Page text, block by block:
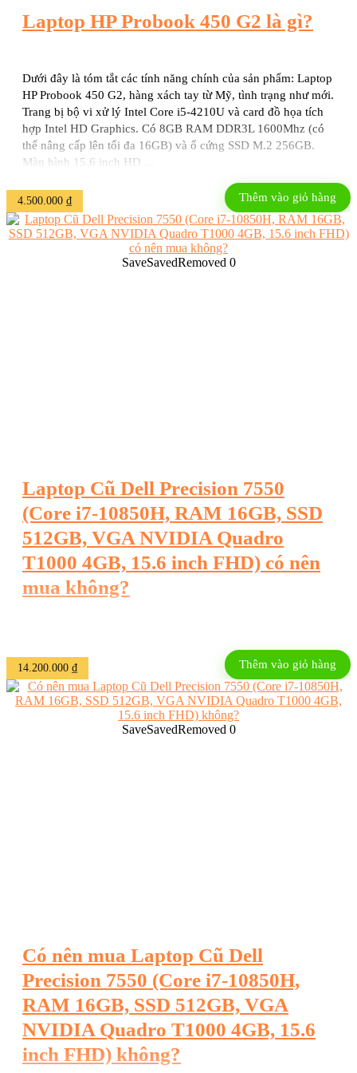
Laptop HP Probook 450 G2 là gì?
Dưới đây là tóm tắt các tính năng chính của sản phẩm: Laptop
HP Probook 450 G2, hàng xách tay từ Mỹ, tình trạng như mới.
Trang bị bộ vi xử lý Intel Core i5-4210U và card đồ họa tích
hợp Intel HD Graphics. Có 8GB RAM DDR3L 1600Mhz (có
thể nâng cấp lên tối đa 16GB) và ổ cứng SSD M.2 256GB.
Màn hình 15.6 inch HD ...
4.500.000 ₫ Thêm vào giỏ hàng
SaveSavedRemoved 0
Laptop Cũ Dell Precision 7550
(Core i7-10850H, RAM 16GB, SSD
512GB, VGA NVIDIA Quadro
T1000 4GB, 15.6 inch FHD) có nên
mua không?
qua sử dụng). Trang bị bộ vi xử lý Core i7-10850H mạnh mẽ.
Bộ nhớ RAM 16GB và ổ cứng SSD 512GB tốc độ cao. Card
đồ họa chuyên nghiệp NVIDIA Quadro T1000 4GB. Màn
hình 15.6 inch Full HD sắc nét. Thiết kế chuyên dụng cho dân
kỹ thuật, đồ họa và thiết kế 3D. ...
14.200.000 ₫ Thêm vào giỏ hàng
SaveSavedRemoved 0
Có nên mua Laptop Cũ Dell
Precision 7550 (Core i7-10850H,
RAM 16GB, SSD 512GB, VGA
NVIDIA Quadro T1000 4GB, 15.6
inch FHD) không?